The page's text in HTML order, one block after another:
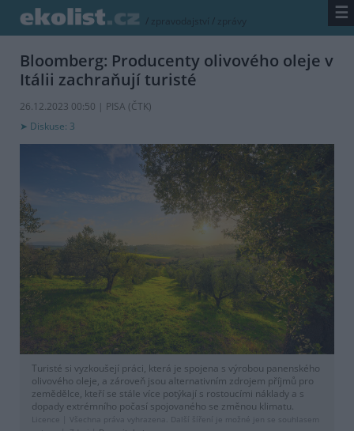
/ zpravodajství / zprávy ☰
Bloomberg: Producenty olivového oleje v
Itálii zachraňují turisté
26.12.2023 00:50 | PISA (ČTK)
Diskuse: 3
Turisté si vyzkoušejí práci, která je spojena s výrobou panenského
olivového oleje, a zároveň jsou alternativním zdrojem příjmů pro
zemědělce, kteří se stále více potýkají s rostoucími náklady a s
dopady extrémního počasí spojovaného se změnou klimatu.
Licence |
Všechna práva vyhrazena. Další šíření je možné jen se souhlasem